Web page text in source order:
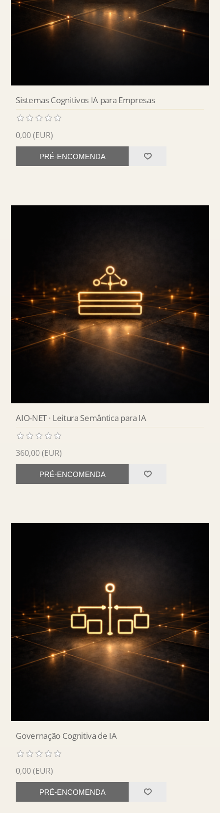
Sistemas Cognitivos IA para Empresas
0,00 (EUR)
PRÉ-ENCOMENDA
AIO-NET · Leitura Semântica para IA
360,00 (EUR)
PRÉ-ENCOMENDA
Governação Cognitiva de IA
0,00 (EUR)
PRÉ-ENCOMENDA